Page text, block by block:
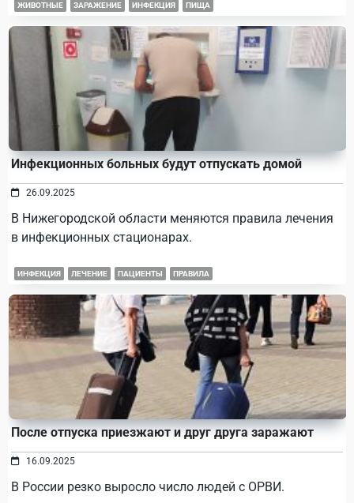
ЖИВОТНЫЕ ЗАРАЖЕНИЕ ИНФЕКЦИЯ ПИЩА
Инфекционных больных будут отпускать домой
26.09.2025
В Нижегородской области меняются правила лечения
в инфекционных стационарах.
ИНФЕКЦИЯ ЛЕЧЕНИЕ ПАЦИЕНТЫ ПРАВИЛА
После отпуска приезжают и друг друга заражают
16.09.2025
В России резко выросло число людей с ОРВИ.